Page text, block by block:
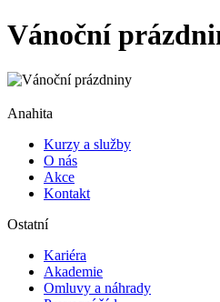
Vánoční
Anahita
Kurzy a služby
O nás
Akce
Kontakt
Ostatní
Kariéra
Akademie
Omluvy a náhrady